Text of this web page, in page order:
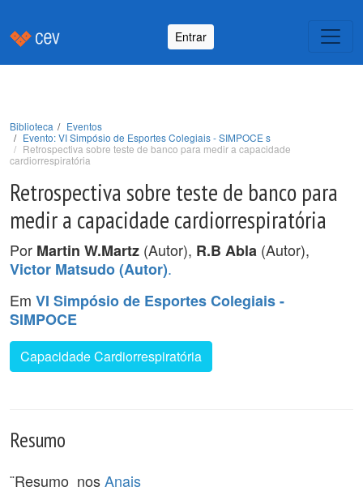
Entrar
Biblioteca
Eventos
Evento: VI Simpósio de Esportes Colegiais - SIMPOCE s
Retrospectiva sobre teste de banco para medir a capacidade
cardiorrespiratória
Retrospectiva sobre teste de banco para
medir a capacidade cardiorrespiratória
Por Martin W.Martz (Autor), R.B Abla (Autor),
Victor Matsudo (Autor).
Em VI Simpósio de Esportes Colegiais -
SIMPOCE
Capacidade Cardiorrespiratória
Resumo
¨Resumo nosAnais